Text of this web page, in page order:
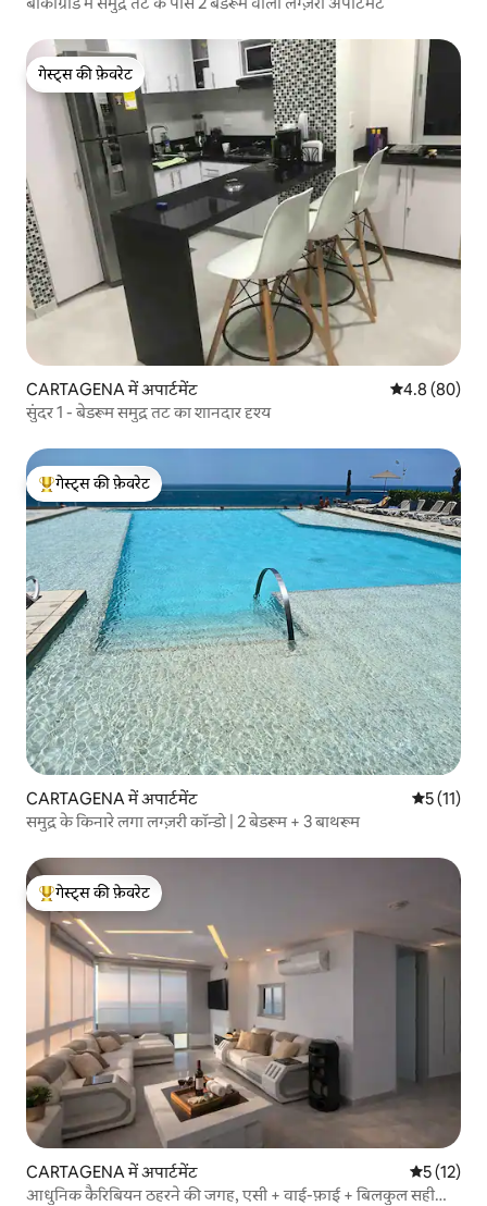
गेस्ट्स की फ़ेवरेट
गेस्ट्स की फ़ेवरेट
CARTAGENA में अपार्टमेंट औसत रेटिंग 5 में
4.8 (80)
सुंदर 1 - बेडरूम समुद्र तट का शानदार दृश्य
गेस्ट्स का टॉप फ़ेवरेट
गेस्ट्स की फ़ेवरेट
CARTAGENA में अपार्टमेंट औसत रेटिंग
5 (11)
समुद्र के किनारे लगा लग्ज़री कॉन्डो | 2 बेडरूम + 3 बाथरूम
गेस्ट्स का टॉप फ़ेवरेट
गेस्ट्स की फ़ेवरेट
CARTAGENA में अपार्टमेंट औसत रेटिंग
5 (12)
आधुनिक कैरिबियन ठहरने की जगह, एसी + वाई-फ़ाई + बिलकुल सही